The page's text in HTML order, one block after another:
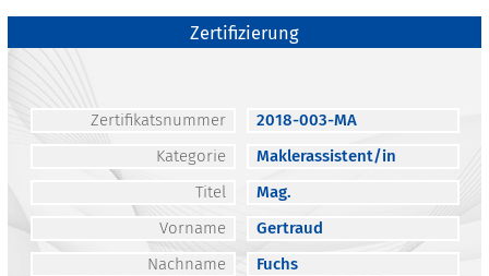
Zertifizierung
Zertifikatsnummer
2018-003-MA
Kategorie
Maklerassistent/in
Titel
Mag.
Vorname
Gertraud
Nachname
Fuchs